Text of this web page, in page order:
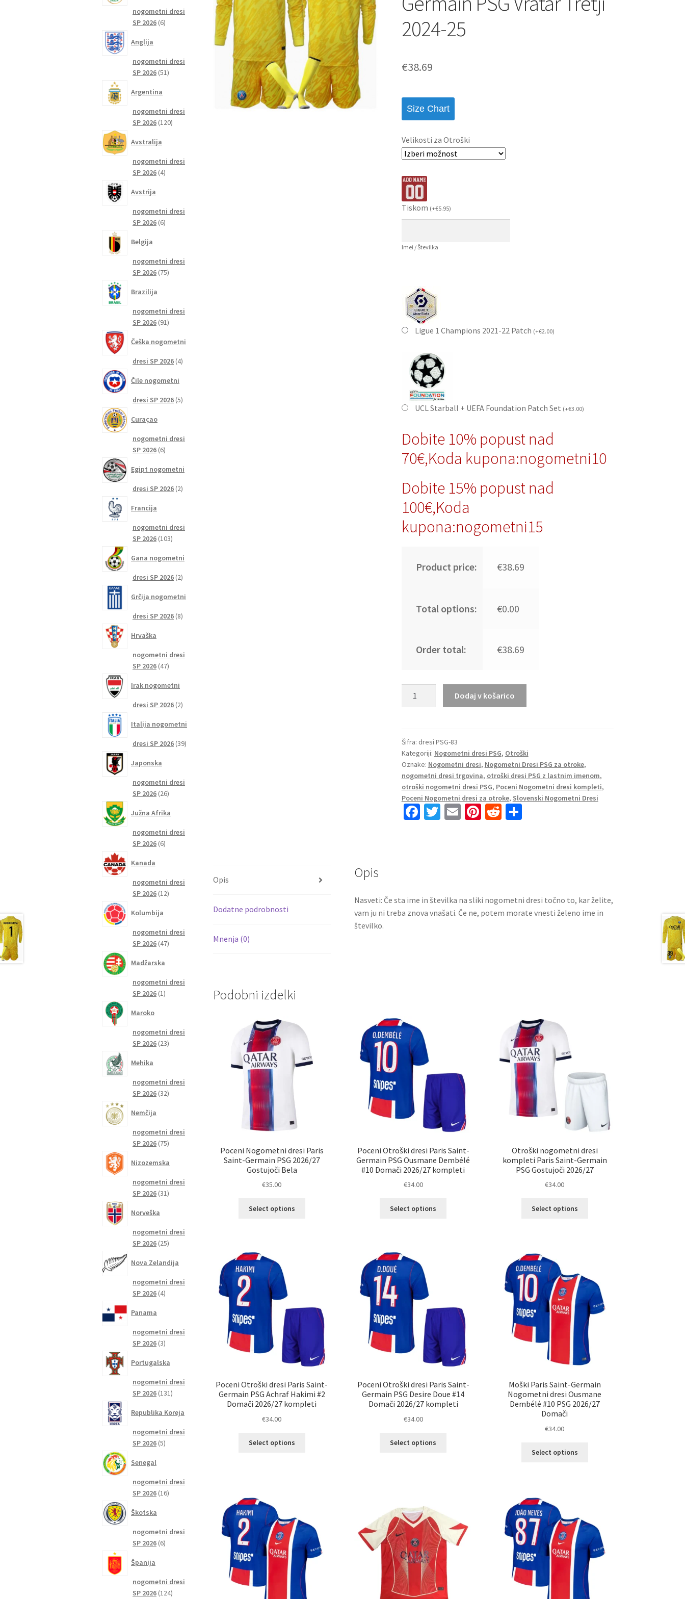
2024-25
€38.69
Size Chart
Velikosti za Otroški
Tiskom (+€5.95)
Imei / Številka
Ligue 1 Champions 2021-22 Patch (+€2.00)
UCL Starball + UEFA Foundation Patch Set (+€3.00)
Dobite 10% popust nad
70€,Koda kupona:nogometni10
Dobite 15% popust nad
100€,Koda
kupona:nogometni15
Product price: €38.69
Total options: €0.00
Order total: €38.69
otroke
Paris
Saint-
Germain
PSG
Vratar
Tretji
Dodaj v košarico
Šifra: dresi PSG-83
Kategoriji: Nogometni dresi PSG, Otroški
Oznake: Nogometni dresi, Nogometni Dresi PSG za otroke,
nogometni dresi trgovina, otroški dresi PSG z lastnim imenom,
otroški nogometni dresi PSG, Poceni Nogometni dresi kompleti,
Poceni Nogometni dresi za otroke, Slovenski Nogometni Dresi
Fa
k
T E Pi R S
Opis
Dodatne podrobnosti
Mnenja (0)
Opis
Nasveti: Če sta ime in številka na sliki nogometni dresi točno to, kar želite,
vam ju ni treba znova vnašati. Če ne, potem morate vnesti želeno ime in
številko.
Podobni izdelki
Poceni Nogometni dresi Paris
Saint-Germain PSG 2026/27
Gostujoči Bela
€35.00
Select options
izdelka
Poceni Otroški dresi Paris Saint-
Germain PSG Ousmane Dembélé
#10 Domači 2026/27 kompleti
€34.00
Select options
izdelka
Otroški nogometni dresi
kompleti Paris Saint-Germain
PSG Gostujoči 2026/27
€34.00
Select options
izberete
na
strani
izdelka
Poceni Otroški dresi Paris Saint-
Germain PSG Achraf Hakimi #2
Domači 2026/27 kompleti
€34.00
Select options
na
strani
izdelka
Poceni Otroški dresi Paris Saint-
Germain PSG Desire Doue #14
Domači 2026/27 kompleti
€34.00
Select options
izberete
na
strani
izdelka
Moški Paris Saint-Germain
Nogometni dresi Ousmane
Dembélé #10 PSG 2026/27
Domači
€34.00
Select options
izberete
na
strani
izdelka
nogometni dresi
SP 2026 66
Anglija
nogometni dresi
SP 2026 5151
Argentina
nogometni dresi
SP 2026 120120
Avstralija
nogometni dresi
SP 2026 44
Avstrija
nogometni dresi
SP 2026 66
Belgija
nogometni dresi
SP 2026 7575
Brazilija
nogometni dresi
SP 2026 9191
Češka nogometni
dresi SP 2026 44
Čile nogometni
dresi SP 2026 55
Curaçao
nogometni dresi
SP 2026 66
Egipt nogometni
dresi SP 2026 22
Francija
nogometni dresi
SP 2026 103103
Gana nogometni
dresi SP 2026 22
Grčija nogometni
dresi SP 2026 88
Hrvaška
nogometni dresi
SP 2026 4747
Irak nogometni
dresi SP 2026 22
Italija nogometni
dresi SP 2026 3939
Japonska
nogometni dresi
SP 2026 2626
Južna Afrika
nogometni dresi
SP 2026 66
Kanada
nogometni dresi
SP 2026 1212
Kolumbija
nogometni dresi
SP 2026 4747
Madžarska
nogometni dresi
SP 2026 11
Maroko
nogometni dresi
SP 2026 2323
Mehika
nogometni dresi
SP 2026 3232
Nemčija
nogometni dresi
SP 2026 7575
Nizozemska
nogometni dresi
SP 2026 3131
Norveška
nogometni dresi
SP 2026 2525
Nova Zelandija
nogometni dresi
SP 2026 44
Panama
nogometni dresi
SP 2026 33
Portugalska
nogometni dresi
SP 2026 131131
Republika Koreja
nogometni dresi
SP 2026 55
Senegal
nogometni dresi
SP 2026 1616
Škotska
nogometni dresi
SP 2026 66
Španija
nogometni dresi
SP 2026 124124